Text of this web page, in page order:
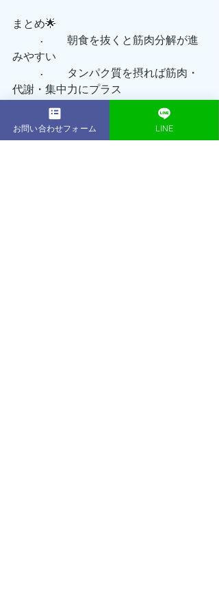
まとめ🌟
みやすい
代謝・集中力にプラス
で代用もアリ！
お問い合わせフォーム LINE